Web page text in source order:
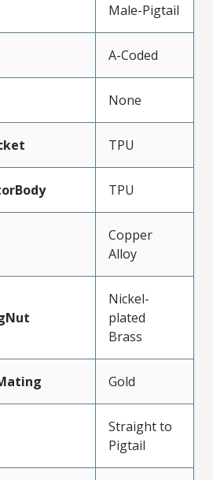
Male-Pigtail
A-Coded
None
TPU
TPU
Copper
Alloy
Nickel-
plated
Brass
Gold
Straight to
Pigtail